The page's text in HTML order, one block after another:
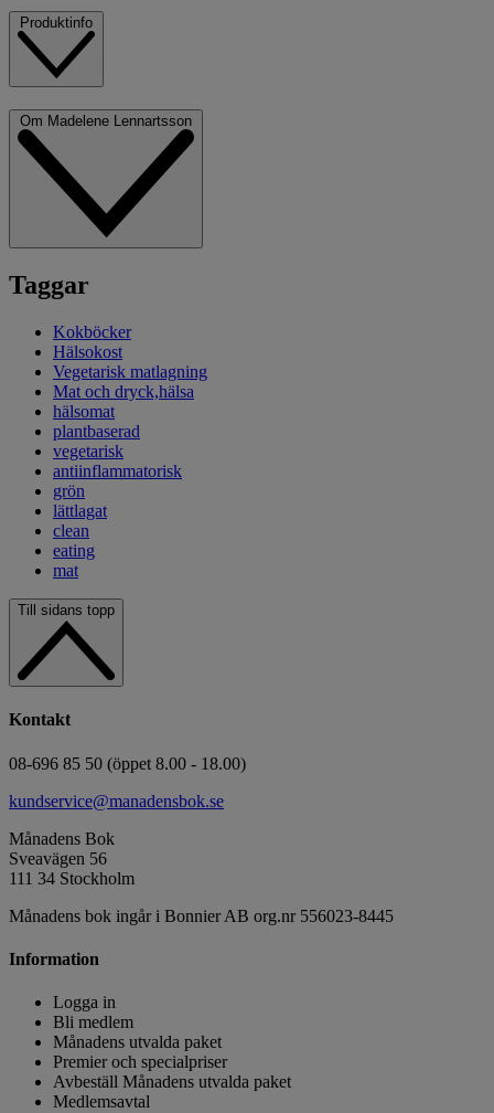
Taggar
Kokböcker
Hälsokost
Vegetarisk matlagning
Mat och dryck,hälsa
hälsomat
plantbaserad
vegetarisk
antiinflammatorisk
grön
lättlagat
clean
eating
mat
Till sidans topp
Kontakt
08-696 85 50 (öppet 8.00 - 18.00)
kundservice@manadensbok.se
Månadens Bok
Sveavägen 56
111 34 Stockholm
Månadens bok ingår i Bonnier AB org.nr 556023-8445
Information
Logga in
Bli medlem
Månadens utvalda paket
Premier och specialpriser
Avbeställ Månadens utvalda paket
Medlemsavtal